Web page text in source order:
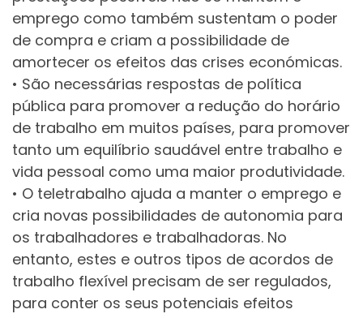
emprego como também sustentam o poder
de compra e criam a possibilidade de
amortecer os efeitos das crises económicas.
• São necessárias respostas de política
pública para promover a redução do horário
de trabalho em muitos países, para promover
tanto um equilíbrio saudável entre trabalho e
vida pessoal como uma maior produtividade.
• O teletrabalho ajuda a manter o emprego e
cria novas possibilidades de autonomia para
os trabalhadores e trabalhadoras. No
entanto, estes e outros tipos de acordos de
trabalho flexível precisam de ser regulados,
para conter os seus potenciais efeitos